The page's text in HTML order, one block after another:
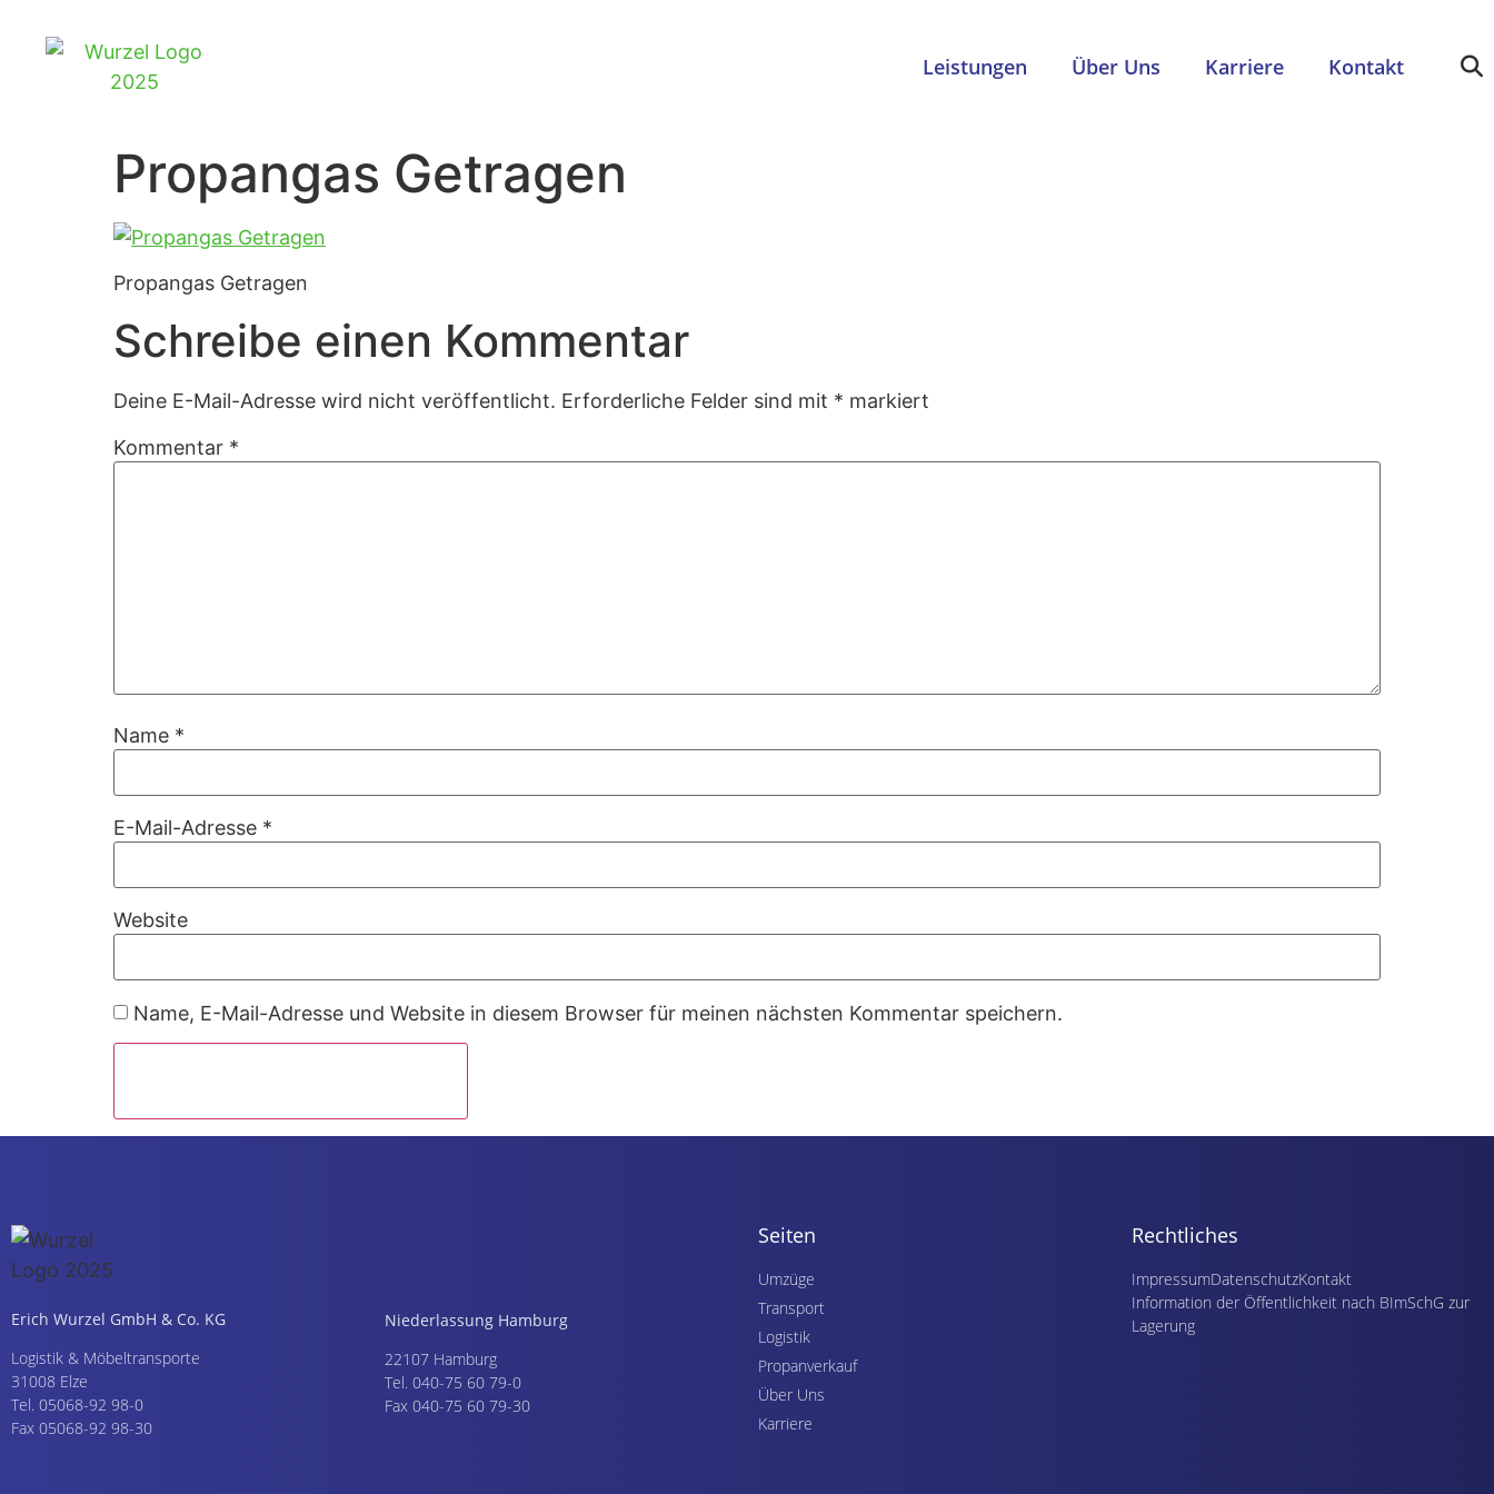
Leistungen Über Uns Karriere Kontakt
Propangas Getragen
Propangas Getragen
Schreibe einen Kommentar
Deine E-Mail-Adresse wird nicht veröffentlicht. Erforderliche Felder sind mit * markiert
Kommentar *
Name *
E-Mail-Adresse *
Website
Name, E-Mail-Adresse und Website in diesem Browser für meinen nächsten Kommentar speichern.
Erich Wurzel GmbH & Co. KG
Logistik & Möbeltransporte
31008 Elze
Tel. 05068-92 98-0
Fax 05068-92 98-30
Niederlassung Hamburg
22107 Hamburg
Tel. 040-75 60 79-0
Fax 040-75 60 79-30
Seiten
Umzüge
Transport
Logistik
Propanverkauf
Über Uns
Karriere
Rechtliches
ImpressumDatenschutzKontakt
Information der Öffentlichkeit nach BImSchG zur
Lagerung